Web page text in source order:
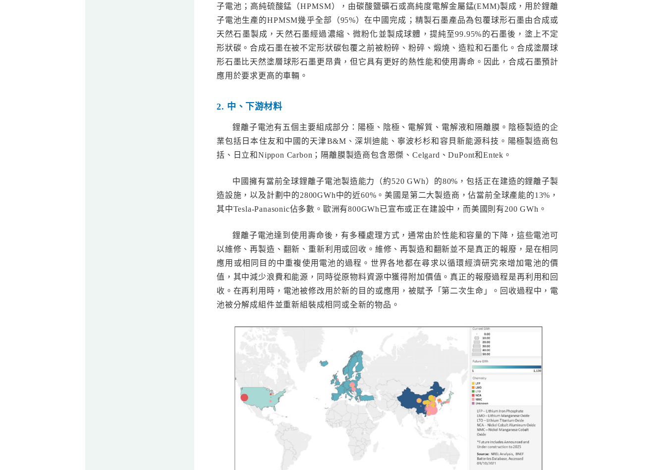
子電池；高純硫酸錳（HPMSM），由碳酸鹽礦石或高純度電解金屬錳(EMM)製成，用於鋰離
子電池生產的HPMSM幾乎全部（95%）在中國完成；精製石墨產品為包覆球形石墨由合成或
天然石墨製成，天然石墨經過濃縮、微粉化並製成球體，提純至99.95%的石墨後，塗上不定
形狀碳。合成石墨在被不定形狀碳包覆之前被粉碎、粉碎、煅燒、造粒和石墨化。合成塗層球
形石墨比天然塗層球形石墨更昂貴，但它具有更好的熱性能和使用壽命。因此，合成石墨預計
應用於要求更高的車輛。
2. 中、下游材料
鋰離子電池有五個主要組成部分：陽極、陰極、電解質、電解液和隔離膜。陰極製造的企
業包括日本住友和中國的天津B&M、深圳迪能、寧波杉杉和容貝新能源科技。陽極製造商包
括、日立和Nippon Carbon；隔離膜製造商包含恩傑、Celgard、DuPont和Entek。
中國擁有當前全球鋰離子電池製造能力（約520 GWh）的80%，包括正在建造的鋰離子製
造設施，以及計劃中的2800GWh中的近60%。美國是第二大製造商，佔當前全球產能的13%，
其中Tesla-Panasonic佔多數。歐洲有800GWh已宣布或正在建設中，而美國則有200 GWh。
鋰離子電池達到使用壽命後，有多種處理方式，通常由於性能和容量的下降，這些電池可
以維修、再製造、翻新、重新利用或回收。維修、再製造和翻新並不是真正的報廢，是在相同
應用或相同目的中重複使用電池的過程。世界各地都在尋求以循環經濟研究來增加電池的價
值，其中減少浪費和能源，同時從原物料資源中獲得附加價值。真正的報廢過程是再利用和回
收。在再利用時，電池被修改用於新的目的或應用，被賦予「第二次生命」。回收過程中，電
池被分解成組件並重新組裝成相同或全新的物品。